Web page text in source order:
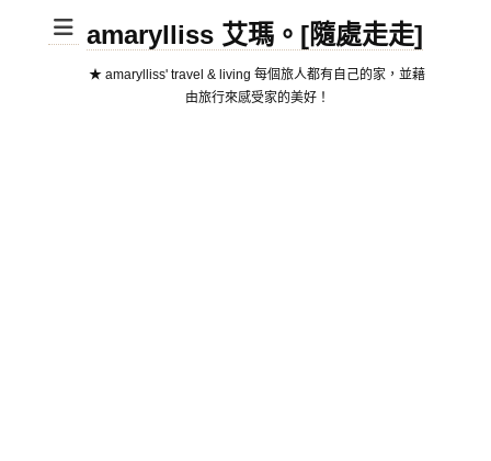
amarylliss 艾瑪。[隨處走走]
★ amarylliss' travel & living 每個旅人都有自己的家，並藉
由旅行來感受家的美好！